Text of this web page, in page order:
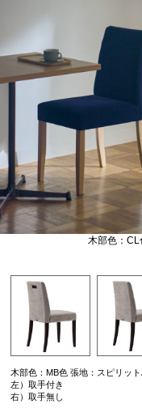
木部色：CL
木部色：MB色 張地：スピリット
左）取手付き
右）取手無し